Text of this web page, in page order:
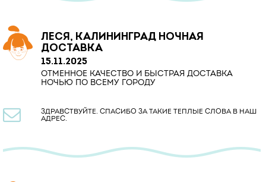
ЛЕСЯ, КАЛИНИНГРАД НОЧНАЯ
ДОСТАВКА
15.11.2025
ОТМЕННОЕ КАЧЕСТВО И БЫСТРАЯ ДОСТАВКА
НОЧЬЮ ПО ВСЕМУ ГОРОДУ

ЗДРАВСТВУЙТЕ. СПАСИБО ЗА ТАКИЕ ТЕПЛЫЕ СЛОВА В НАШ
АДРЕС.